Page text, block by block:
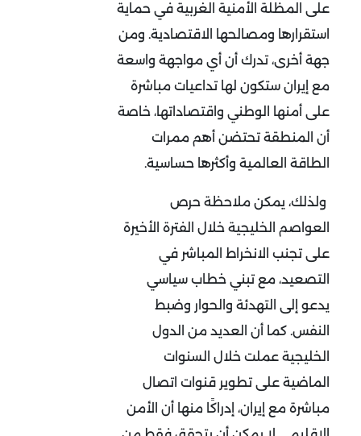
على المظلة الأمنية الغربية في حماية
استقرارها ومصالحها الاقتصادية. ومن
جهة أخرى، تدرك أن أي مواجهة واسعة
مع إيران ستكون لها تداعيات مباشرة
على أمنها الوطني واقتصاداتها، خاصة
أن المنطقة تحتضن أهم ممرات
الطاقة العالمية وأكثرها حساسية.
ولذلك، يمكن ملاحظة حرص
العواصم الخليجية خلال الفترة الأخيرة
على تجنب الانخراط المباشر في
التصعيد، مع تبني خطاب سياسي
يدعو إلى التهدئة والحوار وضبط
النفس. كما أن العديد من الدول
الخليجية عملت خلال السنوات
الماضية على تطوير قنوات اتصال
مباشرة مع إيران، إدراكًا منها أن الأمن